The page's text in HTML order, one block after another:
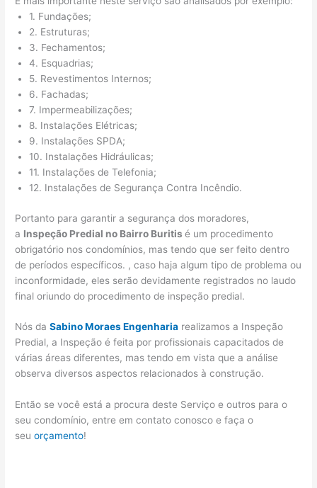
1. Fundações;
2. Estruturas;
3. Fechamentos;
4. Esquadrias;
5. Revestimentos Internos;
6. Fachadas;
7. Impermeabilizações;
8. Instalações Elétricas;
9. Instalações SPDA;
10. Instalações Hidráulicas;
11. Instalações de Telefonia;
12. Instalações de Segurança Contra Incêndio.
Portanto para garantir a segurança dos moradores,
a Inspeção Predial no Bairro Buritisé um procedimento
obrigatório nos condomínios, mas tendo que ser feito dentro
de períodos específicos. , caso haja algum tipo de problema ou
inconformidade, eles serão devidamente registrados no laudo
final oriundo do procedimento de inspeção predial.
Nós daSabino Moraes Engenharia realizamos a Inspeção
Predial, a Inspeção é feita por profissionais capacitados de
várias áreas diferentes, mas tendo em vista que a análise
observa diversos aspectos relacionados à construção.
Então se você está a procura deste Serviço e outros para o
seu condomínio, entre em contato conosco e faça o
seuorçamento!